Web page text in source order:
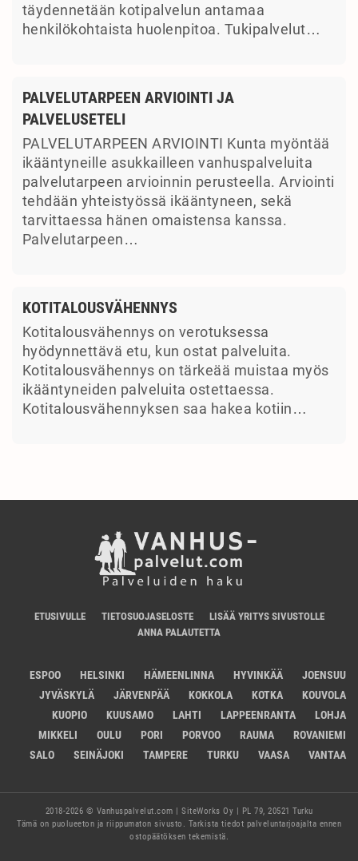
täydennetään kotipalvelun antamaa
henkilökohtaista huolenpitoa. Tukipalvelut…
PALVELUTARPEEN ARVIOINTI JA
PALVELUSETELI
PALVELUTARPEEN ARVIOINTI Kunta myöntää
ikääntyneille asukkailleen vanhuspalveluita
palvelutarpeen arvioinnin perusteella. Arviointi
tehdään yhteistyössä ikääntyneen, sekä
tarvittaessa hänen omaistensa kanssa.
Palvelutarpeen…
KOTITALOUSVÄHENNYS
Kotitalousvähennys on verotuksessa
hyödynnettävä etu, kun ostat palveluita.
Kotitalousvähennys on tärkeää muistaa myös
ikääntyneiden palveluita ostettaessa.
Kotitalousvähennyksen saa hakea kotiin…
ETUSIVULLE TIETOSUOJASELOSTE
LISÄÄ YRITYS SIVUSTOLLE
ANNA PALAUTETTA
ESPOO HELSINKI HÄMEENLINNA HYVINKÄÄ
JOENSUU
JYVÄSKYLÄ
JÄRVENPÄÄ KOKKOLA KOTKA
KOUVOLA
KUOPIO
KUUSAMO LAHTI LAPPEENRANTA
LOHJA
MIKKELI
OULU PORI PORVOO RAUMA
ROVANIEMI
SALO
SEINÄJOKI TAMPERE TURKU VAASA VANTAA
2018-2026 © Vanhuspalvelut.com | SiteWorks Oy | PL 79, 20521 Turku
Tämä on puolueeton ja riippumaton sivusto. Tarkista tiedot palveluntarjoajalta ennen
ostopäätöksen tekemistä.